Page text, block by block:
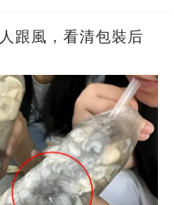
跟風，看清包裝后